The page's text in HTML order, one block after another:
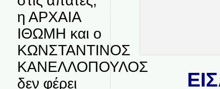
η ΑΡΧΑΙΑ
ΙΘΩΜΗ και ο
ΚΩΝΣΤΑΝΤΙΝΟΣ
ΚΑΝΕΛΛΟΠΟΥΛΟΣ
δεν φέρει